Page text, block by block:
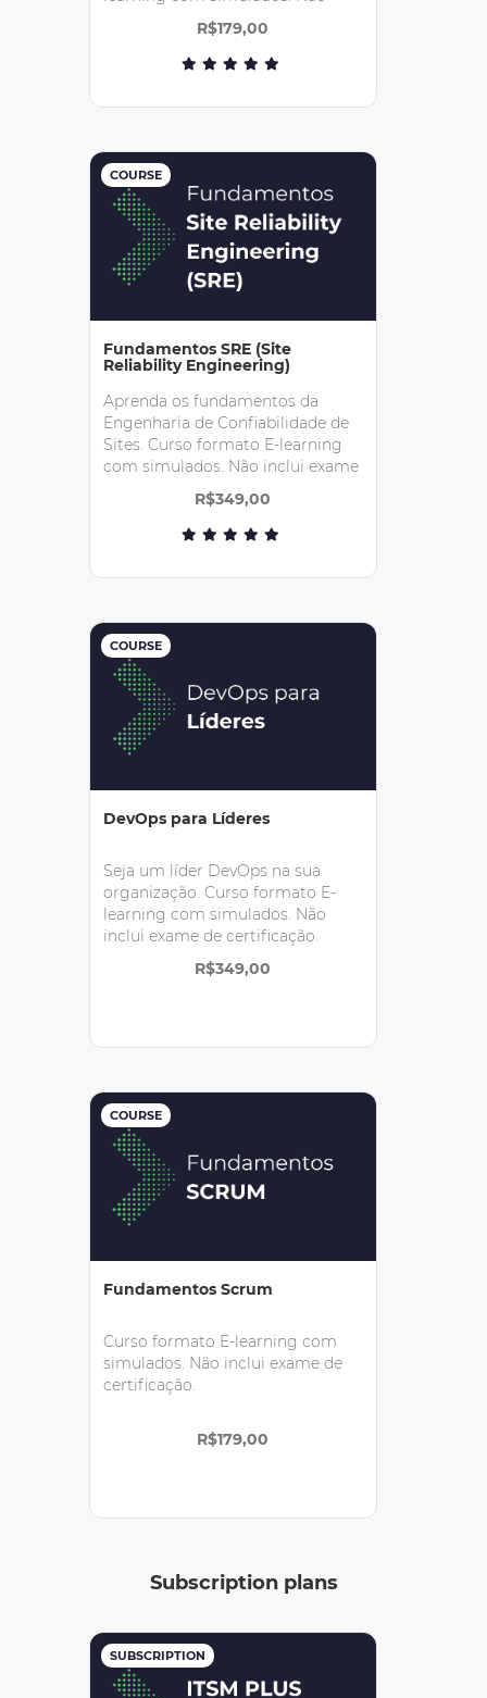
inclui exame de certificação.
R$179,00
COURSE
Fundamentos SRE (Site
Reliability Engineering)
Aprenda os fundamentos da
Engenharia de Confiabilidade de
Sites. Curso formato E-learning
com simulados. Não inclui exame
de certificação.
R$349,00
COURSE
DevOps para Líderes
Seja um líder DevOps na sua
organização. Curso formato E-
learning com simulados. Não
inclui exame de certificação.
R$349,00
COURSE
Fundamentos Scrum
Curso formato E-learning com
simulados. Não inclui exame de
certificação.
R$179,00
Subscription plans
SUBSCRIPTION